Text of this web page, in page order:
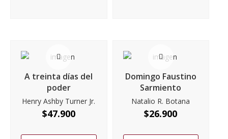
A treinta días del
poder
Henry Ashby Turner Jr.
$47.900
Domingo Faustino
Sarmiento
Natalio R. Botana
$26.900